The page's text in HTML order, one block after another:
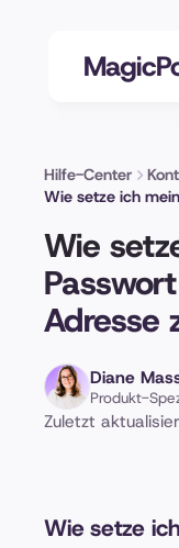
Hilfe-Center
Wie
Adresse
Diane
Produkt-
Zuletzt
Wie setze